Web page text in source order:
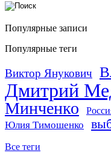
Популярные записи
Популярные теги
Виктор Янукович
Дмитрий
Минченко
Юлия Тимошенко
Все теги